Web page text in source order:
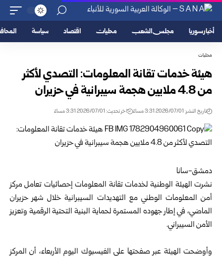
أخبار سوريا مجلس الشعب محليات اقتصاد سياسة
محليات
هيئة خدمات تقانة المعلومات: التصدي لأكثر
من 4.8 ملايين هجمة سيبرانية ‏في ‏حزيران ‏
تاريخ النشر: 2026/07/01 3:31 مساءً اخر تحديث: 2026/07/01 3:31 مساءً
دمشق-سانا‏
‏نشرت الهيئة الوطنية لخدمات تقانة المعلومات إحصائيات تعامل مركز
أمن ‌‏المعلومات الوطني مع التهديدات السيبرانية خلال شهر حزيران
الماضي، في ‏إطار ‏جهوده المستمرة لحماية البنية التحتية الرقمية وتعزيز
الأمن السيبراني.‏
وأوضحت الهيئة عبر صفحتها على الفيسبوك اليوم الأربعاء، أن المركز